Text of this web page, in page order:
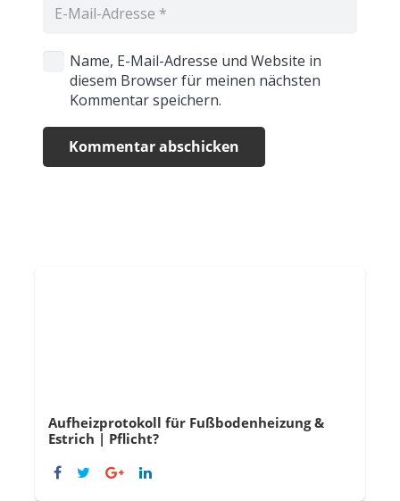
Name, E-Mail-Adresse und Website in
diesem Browser für meinen nächsten
Kommentar speichern.
Kommentar abschicken
Aufheizprotokoll für Fußbodenheizung &
Estrich | Pflicht?